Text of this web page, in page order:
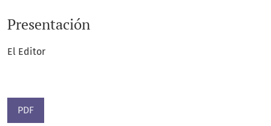
Presentación
El Editor
PDF